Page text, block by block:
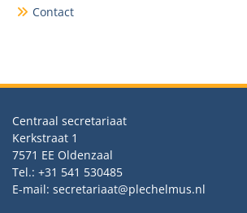
Contact
Centraal secretariaat
Kerkstraat 1
7571 EE Oldenzaal
Tel.: +31 541 530485
E-mail: secretariaat@plechelmus.nl